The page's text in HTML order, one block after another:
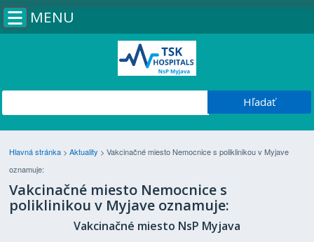
MENU
Hlavná stránka > Aktuality > Vakcinačné miesto Nemocnice s poliklinikou v Myjave
oznamuje:
Vakcinačné miesto Nemocnice s
poliklinikou v Myjave oznamuje:
Vakcinačné miesto NsP Myjava